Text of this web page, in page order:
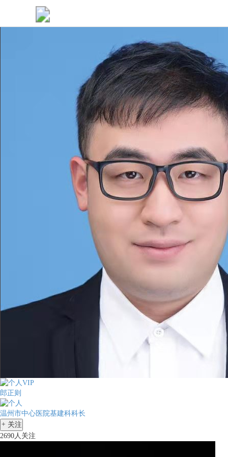
郎正则
温州市中心医院基建科科长
+ 关注
2690人关注